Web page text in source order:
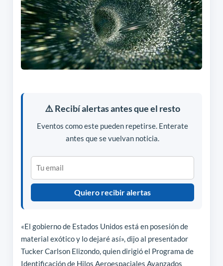
⚠️ Recibí alertas antes que el resto
Eventos como este pueden repetirse. Enterate
antes que se vuelvan noticia.
Quiero recibir alertas
«El gobierno de Estados Unidos está en posesión de
material exótico y lo dejaré así», dijo al presentador
Tucker Carlson Elizondo, quien dirigió el Programa de
Identificación de Hilos Aeroespaciales Avanzados